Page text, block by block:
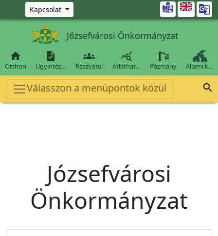
Ugrás a fő tartalomra
Kapcsolat 
Józsefvárosi Önkormányzat

Otthon

Ügyintéz…

Részvétel

Átláthat… Pázmány Állami k…
Válasszon a menüpontok közül 
Józsefvárosi
Önkormányzat